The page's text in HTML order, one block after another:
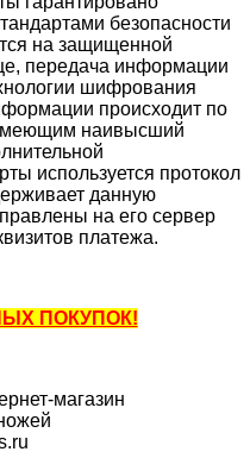
безопасности
на защищенной
передача информации
шифрования
происходит по
наивысший
используется протокол
данную
на его сервер
платежа.
ПОКУПОК!
магазин